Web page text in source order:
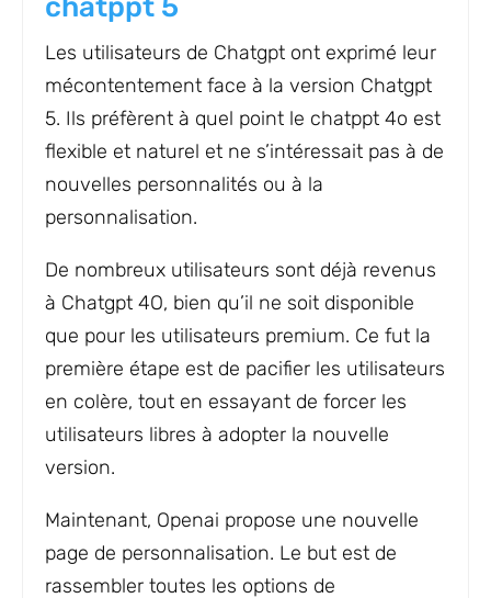
chatppt 5
Les utilisateurs de Chatgpt ont exprimé leur
mécontentement face à la version Chatgpt
5. Ils préfèrent à quel point le chatppt 4o est
flexible et naturel et ne s’intéressait pas à de
nouvelles personnalités ou à la
personnalisation.
De nombreux utilisateurs sont déjà revenus
à Chatgpt 4O, bien qu’il ne soit disponible
que pour les utilisateurs premium. Ce fut la
première étape est de pacifier les utilisateurs
en colère, tout en essayant de forcer les
utilisateurs libres à adopter la nouvelle
version.
Maintenant, Openai propose une nouvelle
page de personnalisation. Le but est de
rassembler toutes les options de